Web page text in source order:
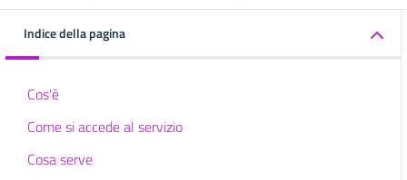
Indice della pagina
Cos'è
Come si accede al servizio
Cosa serve